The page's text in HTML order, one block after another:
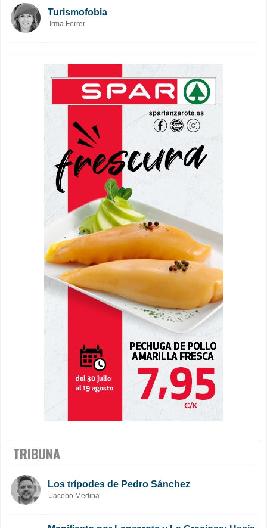
Turismofobia
Irma Ferrer
TRIBUNA
Los trípodes de Pedro Sánchez
Jacobo Medina